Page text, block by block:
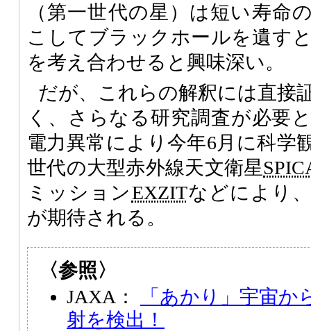
（第一世代の星）は短い寿命
こしてブラックホールを遺す
を考え合わせると興味深い。
だが、これらの解釈には直接
く、さらなる研究調査が必要
電力異常により今年6月に科学
世代の大型赤外線天文衛星
ミッションEXZITなどにより
が期待される。
〈参照〉
JAXA：
「あかり」宇宙
射を検出！